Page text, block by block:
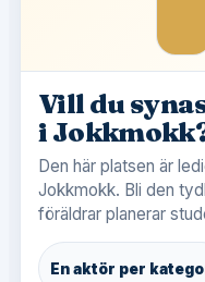
Vill du
i
Den här platsen är
Jokkmokk. Bli den
föräldrar planerar
En aktör per